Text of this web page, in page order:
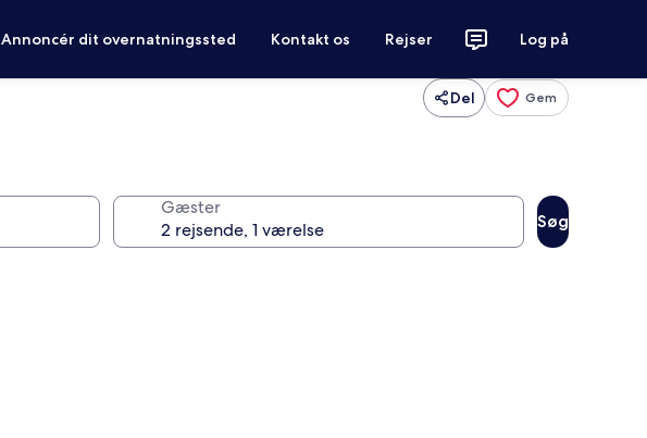
Annoncér dit overnatningssted Kontakt os Rejser Log på
Del Gem
Gæster
Søg